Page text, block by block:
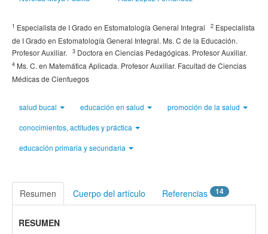
1 Especialista de I Grado en Estomatología General Integral 2 Especialista
de I Grado en Estomatología General Integral. Ms. C de la Educación.
Profesor Auxiliar.
3 Doctora en Ciencias Pedagógicas. Profesor Auxiliar.
4 Ms. C. en Matemática Aplicada. Profesor Auxiliar. Facultad de Ciencias
Médicas de Cienfuegos
salud bucal educación en salud
promoción de la salud
conocimientos, actitudes y práctica
educación primaria y secundaria
Resumen Cuerpo del artículo Referencias 14
RESUMEN